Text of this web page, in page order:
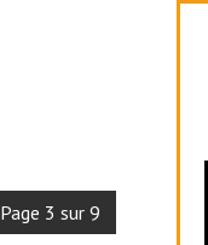
Page 3 sur 9